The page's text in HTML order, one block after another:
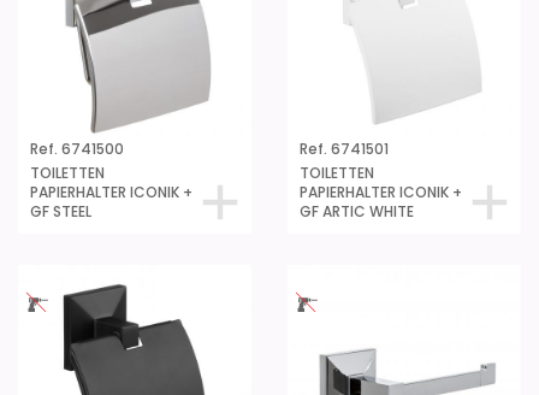
Ref. 6741500
TOILETTEN
PAPIERHALTER ICONIK +
GF STEEL
Ref. 6741501
TOILETTEN
PAPIERHALTER ICONIK +
GF ARTIC WHITE